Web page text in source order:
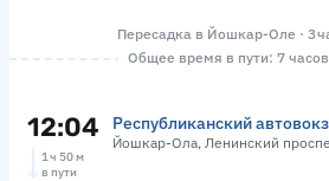
Пересадка в Йошкар-Оле · 3
Общее время в пути: 7
12:04 Республиканский
Йошкар-Ола, Ленинский
1 ч 50 м
в пути